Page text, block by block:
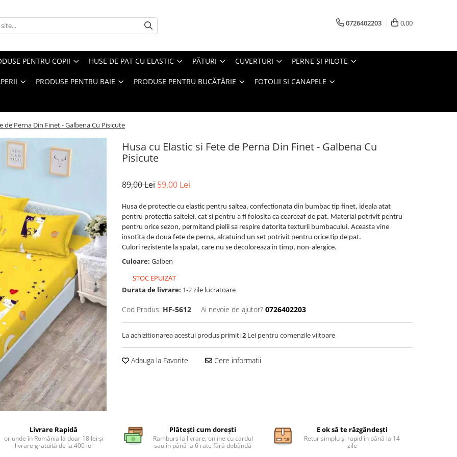
0726402203 0,00
PENTRU COPII HUSE DE PAT CU ELASTIC PĂTURI CUVERTURI PERNE ŞI PILOTE
PRODUSE PENTRU BAIE PRODUSE PENTRU BUCĂTĂRIE FOTOLII SI CANAPELE
de Perna Din Finet - Galbena Cu Pisicute
Husa cu Elastic si Fete de Perna Din Finet - Galbena Cu
Pisicute
89,00 Lei 59,00 Lei
Husa de protectie cu elastic pentru saltea, confectionata din bumbac tip finet, ideala atat
pentru protectia saltelei, cat si pentru a fi folosita ca cearceaf de pat. Material potrivit pentru
pentru orice sezon, permitand pielii sa respire datorita texturii bumbacului. Aceasta vine
insotita de doua fete de perna, alcatuind un set potrivit pentru orice tip de pat.
Culori rezistente la spalat, care nu se decoloreaza in timp, non-alergice.
Culoare: Galben
STOC EPUIZAT
Durata de livrare: 1-2 zile lucratoare
Cod Produs: HF-5612 Ai nevoie de ajutor? 0726402203
La achizitionarea acestui produs primiti2 Lei pentru comenzile viitoare
Adauga la Favorite Cere informatii
Livrare Rapidă
oriunde în România la doar 18 lei și
livrare gratuită de la 400 lei
Plătești cum dorești
Ramburs la livrare, online cu cardul
sau în până la 6 rate fără dobândă
E ok să te răzgândești
Retur simplu și rapid în până la 14
zile